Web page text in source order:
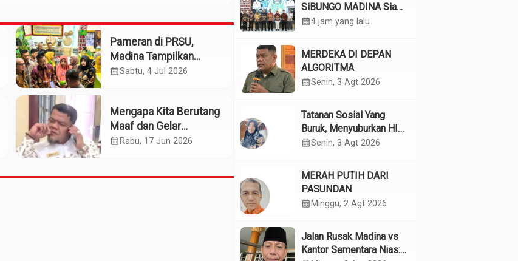
Pameran di PRSU,
Madina Tampilkan
Produk UMKM
calendar_monthSabtu, 4 Jul 2026
Mengapa Kita Berutang
Maaf dan Gelar
Pahlawan pada Sosok
calendar_month Rabu, 17 Jun 2026
SiBUNGO MADINA Siap
Optimalkan Pendapatan
calendar_month4 jam yang lalu
MERDEKA DI DEPAN
ALGORITMA
calendar_monthSenin, 3 Agt 2026
Tatanan Sosial Yang
Buruk, Menyuburkan HIV
Pada Remaja
calendar_monthSenin, 3 Agt 2026
MERAH PUTIH DARI
PASUNDAN
calendar_month Minggu, 2 Agt 2026
Jalan Rusak Madina vs
Kantor Sementara Nias: